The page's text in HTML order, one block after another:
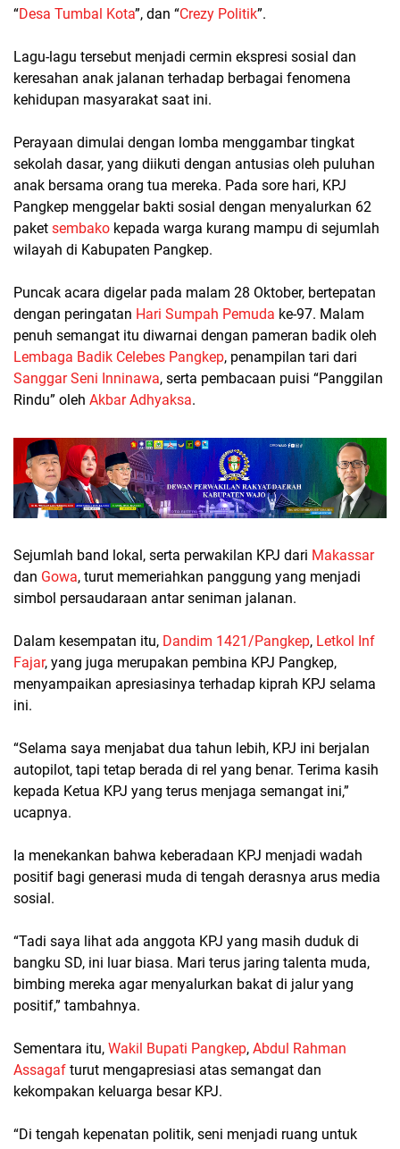
“Desa Tumbal Kota”, dan “Crezy Politik”.
Lagu-lagu tersebut menjadi cermin ekspresi sosial dan
keresahan anak jalanan terhadap berbagai fenomena
kehidupan masyarakat saat ini.
Perayaan dimulai dengan lomba menggambar tingkat
sekolah dasar, yang diikuti dengan antusias oleh puluhan
anak bersama orang tua mereka. Pada sore hari, KPJ
Pangkep menggelar bakti sosial dengan menyalurkan 62
paket sembako kepada warga kurang mampu di sejumlah
wilayah di Kabupaten Pangkep.
Puncak acara digelar pada malam 28 Oktober, bertepatan
dengan peringatan Hari Sumpah Pemuda ke-97. Malam
penuh semangat itu diwarnai dengan pameran badik oleh
Lembaga Badik Celebes Pangkep, penampilan tari dari
Sanggar Seni Inninawa, serta pembacaan puisi “Panggilan
Rindu” oleh Akbar Adhyaksa.
Sejumlah band lokal, serta perwakilan KPJ dari Makassar
dan Gowa, turut memeriahkan panggung yang menjadi
simbol persaudaraan antar seniman jalanan.
Dalam kesempatan itu, Dandim 1421/Pangkep, Letkol Inf
Fajar, yang juga merupakan pembina KPJ Pangkep,
menyampaikan apresiasinya terhadap kiprah KPJ selama
ini.
“Selama saya menjabat dua tahun lebih, KPJ ini berjalan
autopilot, tapi tetap berada di rel yang benar. Terima kasih
kepada Ketua KPJ yang terus menjaga semangat ini,”
ucapnya.
Ia menekankan bahwa keberadaan KPJ menjadi wadah
positif bagi generasi muda di tengah derasnya arus media
sosial.
“Tadi saya lihat ada anggota KPJ yang masih duduk di
bangku SD, ini luar biasa. Mari terus jaring talenta muda,
bimbing mereka agar menyalurkan bakat di jalur yang
positif,” tambahnya.
Sementara itu, Wakil Bupati Pangkep, Abdul Rahman
Assagaf turut mengapresiasi atas semangat dan
kekompakan keluarga besar KPJ.
“Di tengah kepenatan politik, seni menjadi ruang untuk